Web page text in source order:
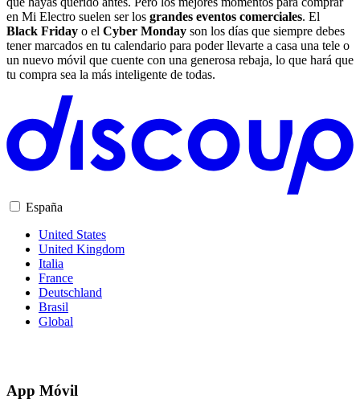
en Mi Electro suelen ser los grandes eventos comerciales. El
Black Friday o el Cyber Monday son los días que siempre debes
tener marcados en tu calendario para poder llevarte a casa una tele o
un nuevo móvil que cuente con una generosa rebaja, lo que hará que
tu compra sea la más inteligente de todas.
España
United States
United Kingdom
Italia
France
Deutschland
Brasil
Global
App Móvil